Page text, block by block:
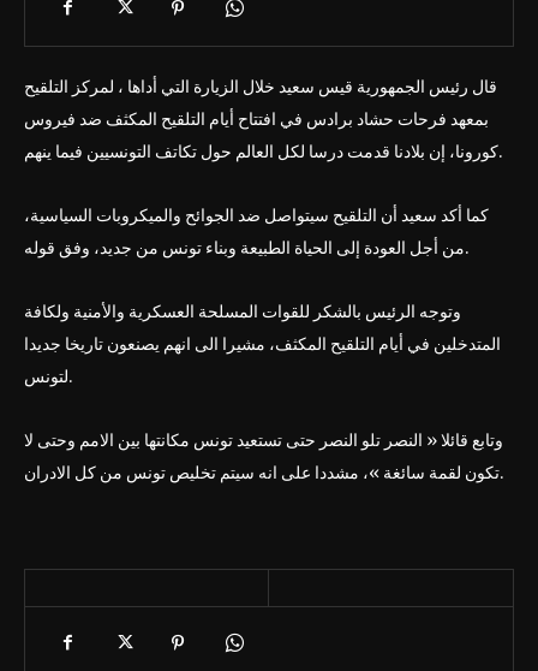
قال رئيس الجمهورية قيس سعيد خلال الزيارة التي أداها ، لمركز التلقيح
بمعهد فرحات حشاد برادس في افتتاح أيام التلقيح المكثف ضد فيروس
كورونا، إن بلادنا قدمت درسا لكل العالم حول تكاتف التونسيين فيما ينهم.
كما أكد سعيد أن التلقيح سيتواصل ضد الجوائح والميكروبات السياسية،
من أجل العودة إلى الحياة الطبيعة وبناء تونس من جديد، وفق قوله.
وتوجه الرئيس بالشكر للقوات المسلحة العسكرية والأمنية ولكافة
المتدخلين في أيام التلقيح المكثف، مشيرا الى انهم يصنعون تاريخا جديدا
لتونس.
وتابع قائلا « النصر تلو النصر حتى تستعيد تونس مكانتها بين الامم وحتى لا
تكون لقمة سائغة »، مشددا على انه سيتم تخليص تونس من كل الادران.